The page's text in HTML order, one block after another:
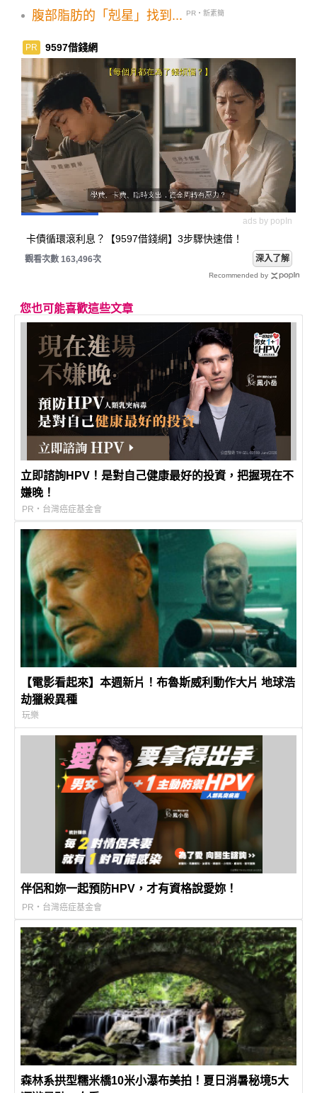
腹部脂肪的「剋星」找到... PR・新素簡
PR 9597借錢網
ads by popIn
卡債循環滾利息？【9597借錢網】3步驟快速借！
觀看次數 163,496次 深入了解
Recommended by
您也可能喜歡這些文章
立即諮詢HPV！是對自己健康最好的投資，把握現在不
嫌晚！
PR・台灣癌症基金會
【電影看起來】本週新片！布魯斯威利動作大片 地球浩
劫獵殺異種
玩樂
伴侶和妳一起預防HPV，才有資格說愛妳！
PR・台灣癌症基金會
森林系拱型糯米橋10米小瀑布美拍！夏日消暑秘境5大